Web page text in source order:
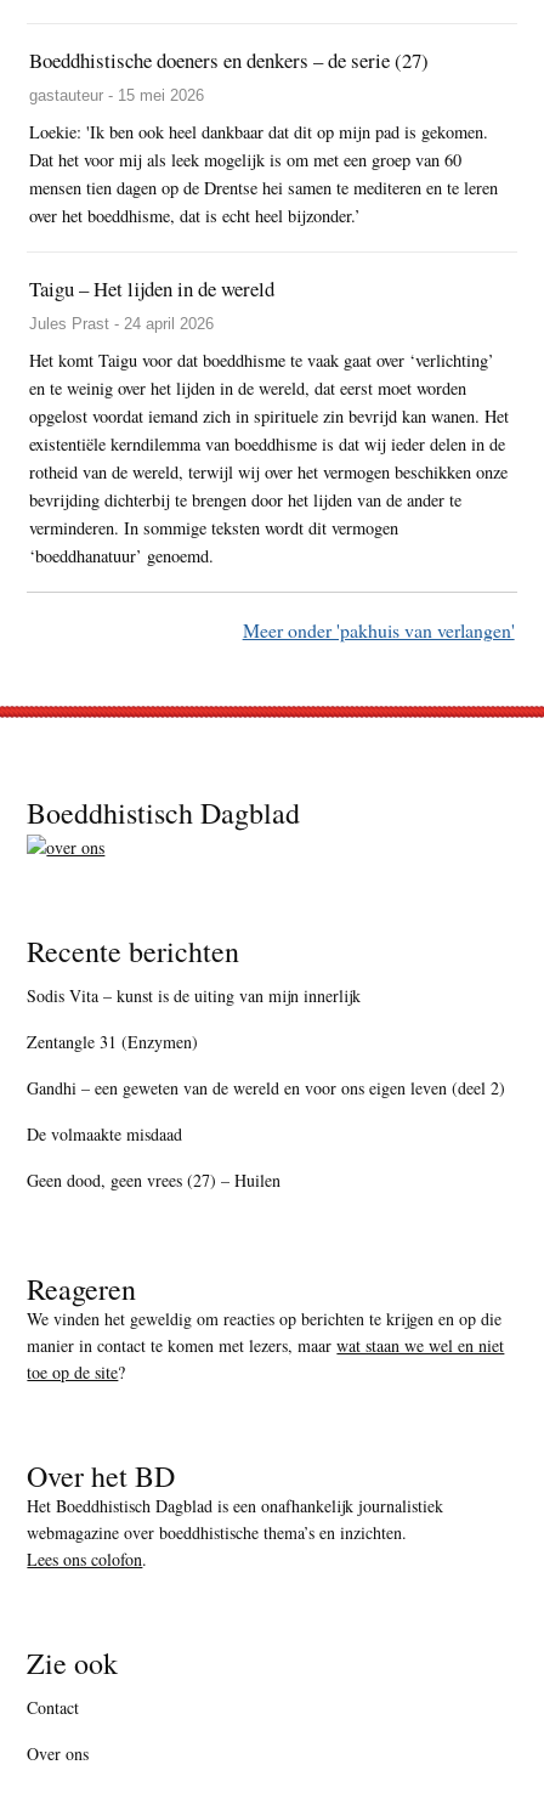
Boeddhistische doeners en denkers – de serie (27)
gastauteur - 15 mei 2026
Loekie: 'Ik ben ook heel dankbaar dat dit op mijn pad is gekomen.
Dat het voor mij als leek mogelijk is om met een groep van 60
mensen tien dagen op de Drentse hei samen te mediteren en te leren
over het boeddhisme, dat is echt heel bijzonder.’
Taigu – Het lijden in de wereld
Jules Prast - 24 april 2026
Het komt Taigu voor dat boeddhisme te vaak gaat over ‘verlichting’
en te weinig over het lijden in de wereld, dat eerst moet worden
opgelost voordat iemand zich in spirituele zin bevrijd kan wanen. Het
existentiële kerndilemma van boeddhisme is dat wij ieder delen in de
rotheid van de wereld, terwijl wij over het vermogen beschikken onze
bevrijding dichterbij te brengen door het lijden van de ander te
verminderen. In sommige teksten wordt dit vermogen
‘boeddhanatuur’ genoemd.
Meer onder 'pakhuis van verlangen'
Footer
Boeddhistisch Dagblad
Recente berichten
Sodis Vita – kunst is de uiting van mijn innerlijk
Zentangle 31 (Enzymen)
Gandhi – een geweten van de wereld en voor ons eigen leven (deel 2)
De volmaakte misdaad
Geen dood, geen vrees (27) – Huilen
Reageren
We vinden het geweldig om reacties op berichten te krijgen en op die
manier in contact te komen met lezers, maarwat staan we wel en niet
toe op de site?
Over het BD
Het Boeddhistisch Dagblad is een onafhankelijk journalistiek
webmagazine over boeddhistische thema’s en inzichten.
Lees ons colofon.
Zie ook
Contact
Over ons